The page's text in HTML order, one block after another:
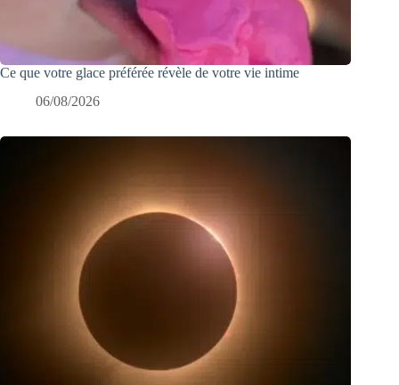
Ce que votre glace préférée révèle de votre vie intime
06/08/2026